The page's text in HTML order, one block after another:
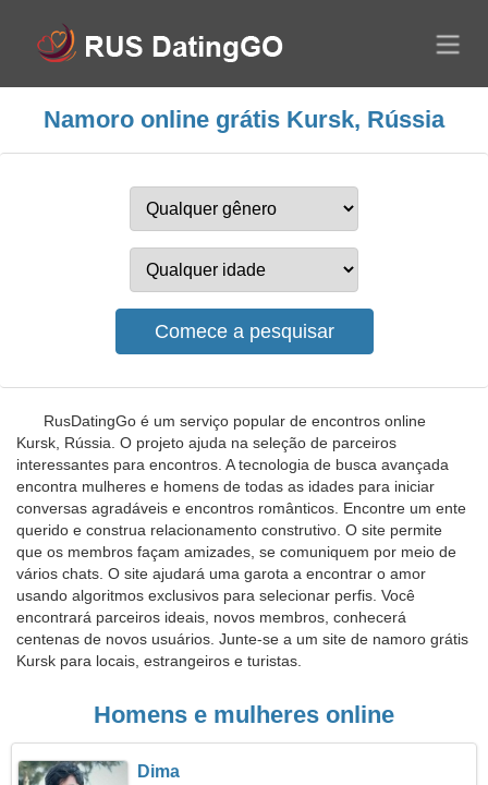
Namoro online grátis Kursk, Rússia
RusDatingGo é um serviço popular de encontros online
Kursk, Rússia. O projeto ajuda na seleção de parceiros
interessantes para encontros. A tecnologia de busca avançada
encontra mulheres e homens de todas as idades para iniciar
conversas agradáveis e encontros românticos. Encontre um ente
querido e construa relacionamento construtivo. O site permite
que os membros façam amizades, se comuniquem por meio de
vários chats. O site ajudará uma garota a encontrar o amor
usando algoritmos exclusivos para selecionar perfis. Você
encontrará parceiros ideais, novos membros, conhecerá
centenas de novos usuários. Junte-se a um site de namoro grátis
Kursk para locais, estrangeiros e turistas.
Homens e mulheres online
Dima